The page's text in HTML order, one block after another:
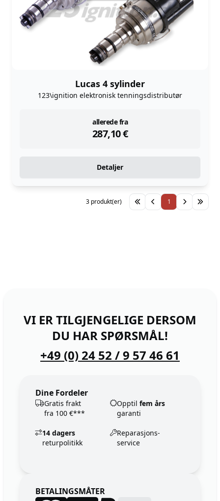
Lucas 4 sylinder
123\ignition elektronisk tenningsdistributør
allerede fra
287,10€
instock
Detaljer
1
3 produkt(er)
VI ER TILGJENGELIGE DERSOM
DU HAR SPØRSMÅL!
+49 (0) 24 52 / 9 57 46 61
Dine Fordeler
Gratis frakt
fra 100 €***
Opptil fem års
garanti
14 dagers
returpolitikk
Reparasjons-
service
BETALINGSMÅTER